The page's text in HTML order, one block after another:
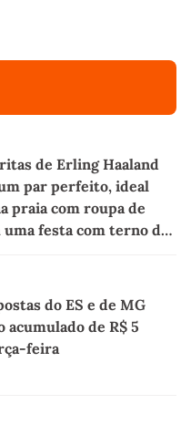
de Erling Haaland
par perfeito, ideal
praia com roupa de
uma festa com terno de
do ES e de MG
de R$ 5
feira